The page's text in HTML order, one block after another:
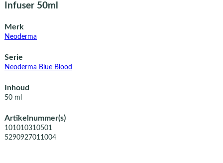
Infuser 50ml
Merk
Neoderma
Serie
Neoderma Blue Blood
Inhoud
50 ml
Artikelnummer(s)
101010310501
5290927011004